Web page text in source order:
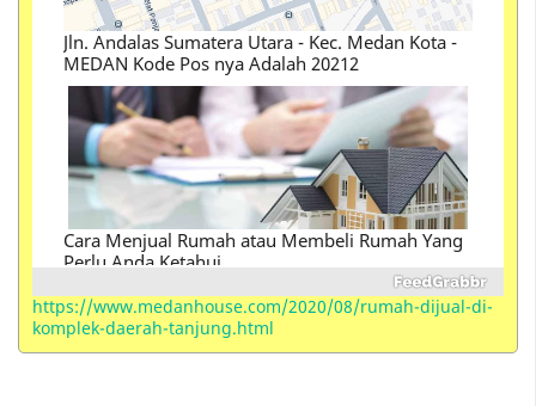
Cara Menjual Rumah atau Membeli Rumah Yang
Perlu Anda Ketahui
Perbedaan Istilah Kondotel , Hotel, Hostel ,
Motel, Losmen, Homestay, Resort, Guest House,
Villa, Suite, Inn dan Serviced Apartements
https://www.medanhouse.com/2020/08/rumah-dijual-di-
komplek-daerah-tanjung.html